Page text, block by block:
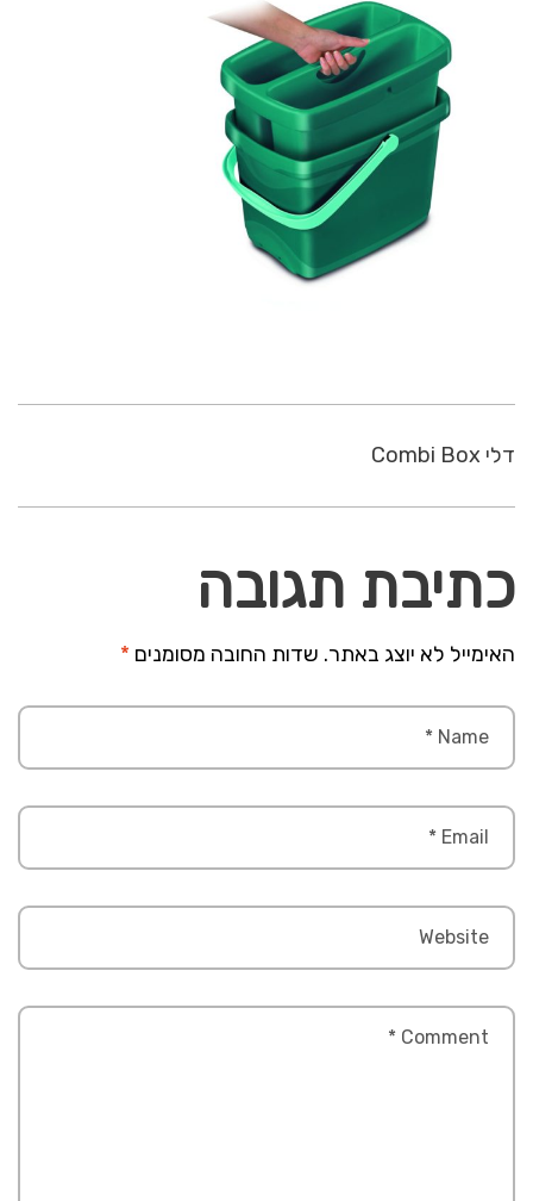
דלי Combi Box
כתיבת תגובה
האימייל לא יוצג באתר. שדות החובה מסומנים *